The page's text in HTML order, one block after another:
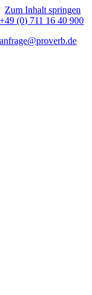
Zum Inhalt springen
+49 (0) 711 16 40 900
anfrage@proverb.de